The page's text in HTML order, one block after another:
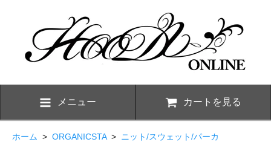
メニュー カートを見る
ホーム > ORGANICSTA> ニット/スウェット/パーカ